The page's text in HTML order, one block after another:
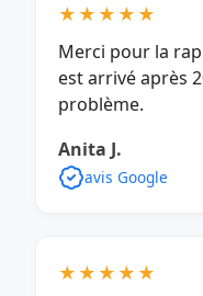
★★★★★
Merci pour la
est arrivé après
problème.
Anita J.
avis Google
★★★★★